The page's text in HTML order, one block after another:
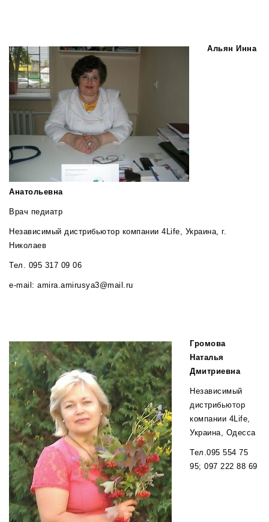
Альян Инна
Анатольевна
Врач педиатр
Независимый дистрибьютор компании 4Life, Украина, г.
Николаев
Тел. 095 317 09 06
e-mail: amira.amirusya3@mail.ru
Громова
Наталья
Дмитриевна
Независимый
дистрибьютор
компании 4Life,
Украина, Одесса
Тел.095 554 75
95; 097 222 88 69